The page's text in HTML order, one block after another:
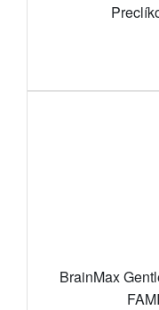
BrainMax